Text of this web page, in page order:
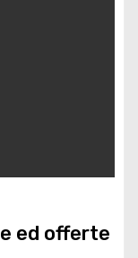
ed offerte